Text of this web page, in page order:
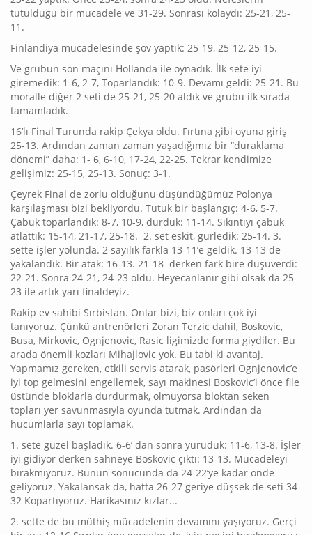
tutulduğu bir mücadele ve 31-29. Sonrası kolaydı: 25-21, 25-
11.
Finlandiya mücadelesinde şov yaptık: 25-19, 25-12, 25-15.
Ve grubun son maçını Hollanda ile oynadık. İlk sete iyi
giremedik: 1-6, 2-7, Toparlandık: 10-9. Devamı geldi: 25-21. Bu
moralle diğer 2 seti de 25-21, 25-20 aldık ve grubu ilk sırada
tamamladık.
16’lı Final Turunda rakip Çekya oldu. Fırtına gibi oyuna giriş
25-13. Ardından zaman zaman yaşadığımız bir “duraklama
dönemi” daha: 1- 6, 6-10, 17-24, 22-25. Tekrar kendimize
gelişimiz: 25-15, 25-13. Sonuç: 3-1.
Çeyrek Final de zorlu olduğunu düşündüğümüz Polonya
karşılaşması bizi bekliyordu. Tutuk bir başlangıç: 4-6, 5-7.
Çabuk toparlandık: 8-7, 10-9, durduk: 11-14. Sıkıntıyı çabuk
atlattık: 15-14, 21-17, 25-18. 2. set eskit, gürledik: 25-14. 3.
sette işler yolunda. 2 sayılık farkla 13-11’e geldik. 13-13 de
yakalandık. Bir atak: 16-13. 21-18 derken fark bire düşüverdi:
22-21. Sonra 24-21, 24-23 oldu. Heyecanlanır gibi olsak da 25-
23 ile artık yarı finaldeyiz.
Rakip ev sahibi Sırbistan. Onlar bizi, biz onları çok iyi
tanıyoruz. Çünkü antrenörleri Zoran Terzic dahil, Boskovic,
Busa, Mirkovic, Ognjenovic, Rasic ligimizde forma giydiler. Bu
arada önemli kozları Mihajlovic yok. Bu tabi ki avantaj.
Yapmamız gereken, etkili servis atarak, pasörleri Ognjenovic’e
iyi top gelmesini engellemek, sayı makinesi Boskovic’i önce file
üstünde bloklarla durdurmak, olmuyorsa bloktan seken
topları yer savunmasıyla oyunda tutmak. Ardından da
hücumlarla sayı toplamak.
1. sete güzel başladık. 6-6’ dan sonra yürüdük: 11-6, 13-8. İşler
iyi gidiyor derken sahneye Boskovic çıktı: 13-13. Mücadeleyi
bırakmıyoruz. Bunun sonucunda da 24-22’ye kadar önde
geliyoruz. Yakalansak da, hatta 26-27 geriye düşsek de seti 34-
32 Kopartıyoruz. Harikasınız kızlar...
2. sette de bu müthiş mücadelenin devamını yaşıyoruz. Gerçi